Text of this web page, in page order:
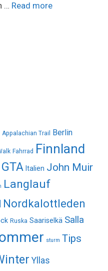
… Read more
Appalachian Trail Berlin
Fahrrad Finnland
GTA Italien John Muir
Langlauf
Nordkalottleden
Ruska Saariselkä Salla
sturm Tips
Yllas